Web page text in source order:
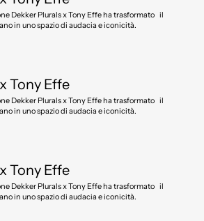
Dekker Plurals x Tony Effe ha trasformato il
in uno spazio di audacia e iconicità.
Tony Effe
Dekker Plurals x Tony Effe ha trasformato il
in uno spazio di audacia e iconicità.
Tony Effe
Dekker Plurals x Tony Effe ha trasformato il
in uno spazio di audacia e iconicità.